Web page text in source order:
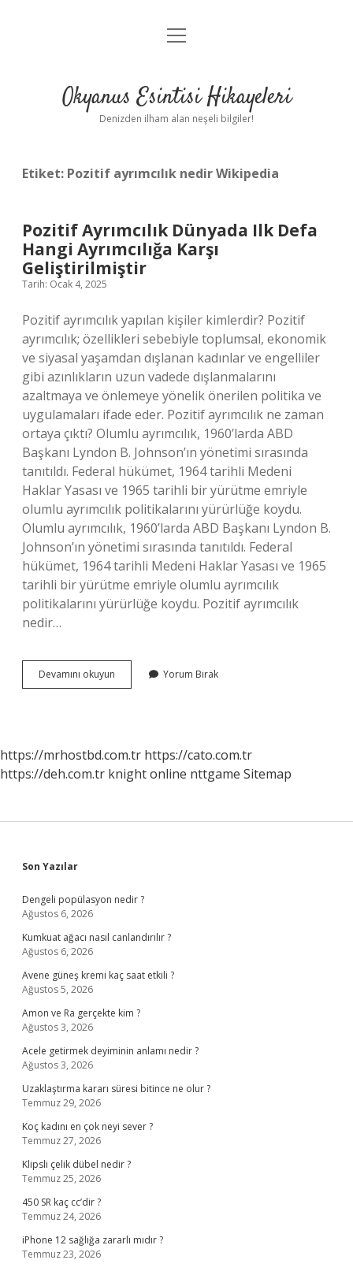
Anasayfa
Yasal Uyarı
menüyü
Okyanus Esintisi Hikayeleri
Denizden ilham alan neşeli bilgiler!
Etiket: Pozitif ayrımcılık nedir Wikipedia
Pozitif Ayrımcılık Dünyada Ilk Defa
Hangi Ayrımcılığa Karşı
Geliştirilmiştir
Tarih: Ocak 4, 2025
Pozitif ayrımcılık yapılan kişiler kimlerdir? Pozitif
ayrımcılık; özellikleri sebebiyle toplumsal, ekonomik
ve siyasal yaşamdan dışlanan kadınlar ve engelliler
gibi azınlıkların uzun vadede dışlanmalarını
azaltmaya ve önlemeye yönelik önerilen politika ve
uygulamaları ifade eder. Pozitif ayrımcılık ne zaman
ortaya çıktı? Olumlu ayrımcılık, 1960’larda ABD
Başkanı Lyndon B. Johnson’ın yönetimi sırasında
tanıtıldı. Federal hükümet, 1964 tarihli Medeni
Haklar Yasası ve 1965 tarihli bir yürütme emriyle
olumlu ayrımcılık politikalarını yürürlüğe koydu.
Olumlu ayrımcılık, 1960’larda ABD Başkanı Lyndon B.
Johnson’ın yönetimi sırasında tanıtıldı. Federal
hükümet, 1964 tarihli Medeni Haklar Yasası ve 1965
tarihli bir yürütme emriyle olumlu ayrımcılık
politikalarını yürürlüğe koydu. Pozitif ayrımcılık
nedir…
Devamını okuyun
Ayrımcılık
Ayrımcılığa
Karşı
Yorum Bırak
https://mrhostbd.com.tr https://cato.com.tr
https://deh.com.tr knight online nttgame Sitemap
Sidebar
Son Yazılar
Dengeli popülasyon nedir ?
Ağustos 6, 2026
Kumkuat ağacı nasıl canlandırılır ?
Ağustos 6, 2026
Avene güneş kremi kaç saat etkili ?
Ağustos 5, 2026
Amon ve Ra gerçekte kim ?
Ağustos 3, 2026
Acele getirmek deyiminin anlamı nedir ?
Ağustos 3, 2026
Uzaklaştırma kararı süresi bitince ne olur ?
Temmuz 29, 2026
Koç kadını en çok neyi sever ?
Temmuz 27, 2026
Klipsli çelik dübel nedir ?
Temmuz 25, 2026
450 SR kaç cc’dir ?
Temmuz 24, 2026
iPhone 12 sağlığa zararlı mıdır ?
Temmuz 23, 2026